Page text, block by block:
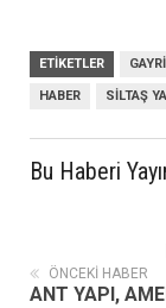
ETIKETLER
HABER SILTAŞ
Bu Haberi
ÖNCEKI HABER
ANT YAPI,